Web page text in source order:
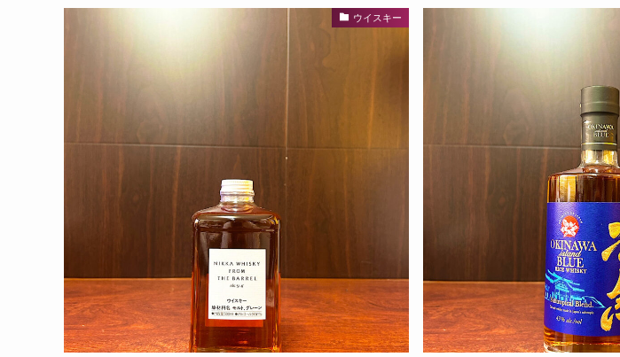
ウイスキー